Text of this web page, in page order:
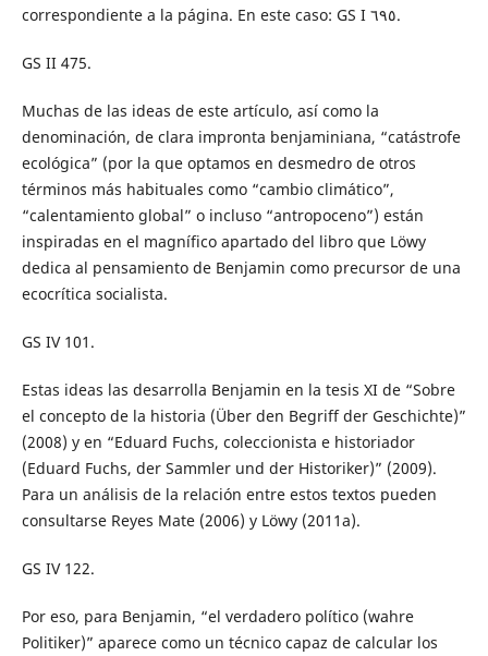
correspondiente a la página. En este caso: GS I ٦٩٥.
GS II 475.
Muchas de las ideas de este artículo, así como la
denominación, de clara impronta benjaminiana, “catástrofe
ecológica” (por la que optamos en desmedro de otros
términos más habituales como “cambio climático”,
“calentamiento global” o incluso “antropoceno”) están
inspiradas en el magnífico apartado del libro que Löwy
dedica al pensamiento de Benjamin como precursor de una
ecocrítica socialista.
GS IV 101.
Estas ideas las desarrolla Benjamin en la tesis XI de “Sobre
el concepto de la historia (Über den Begriff der Geschichte)”
(2008) y en “Eduard Fuchs, coleccionista e historiador
(Eduard Fuchs, der Sammler und der Historiker)” (2009).
Para un análisis de la relación entre estos textos pueden
consultarse Reyes Mate (2006) y Löwy (2011a).
GS IV 122.
Por eso, para Benjamin, “el verdadero político (wahre
Politiker)” aparece como un técnico capaz de calcular los